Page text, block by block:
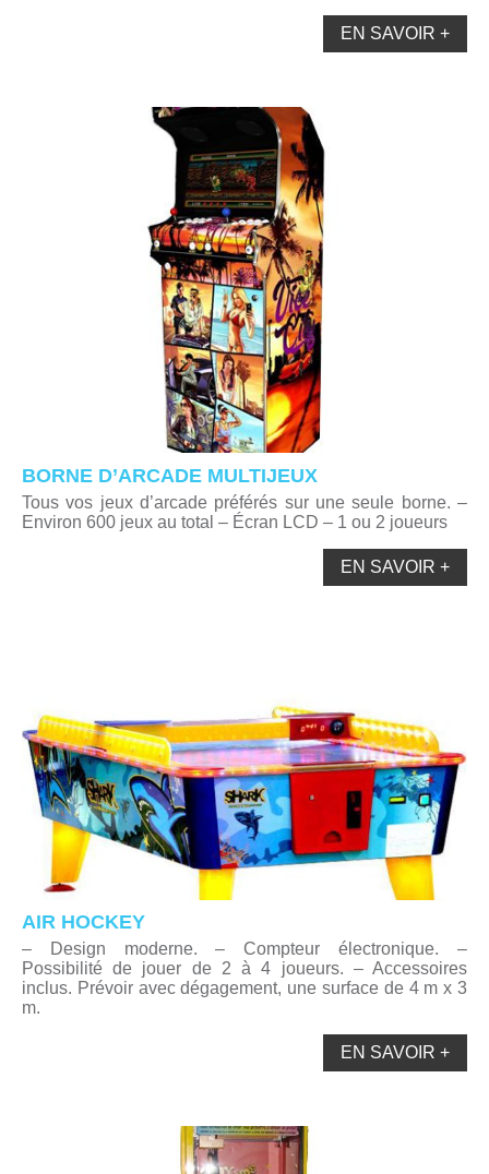
EN SAVOIR +
BORNE D’ARCADE MULTIJEUX
Tous vos jeux d’arcade préférés sur une seule borne. –
Environ 600 jeux au total – Écran LCD – 1 ou 2 joueurs
EN SAVOIR +
AIR HOCKEY
– Design moderne. – Compteur électronique. –
Possibilité de jouer de 2 à 4 joueurs. – Accessoires
inclus. Prévoir avec dégagement, une surface de 4 m x 3
m.
EN SAVOIR +